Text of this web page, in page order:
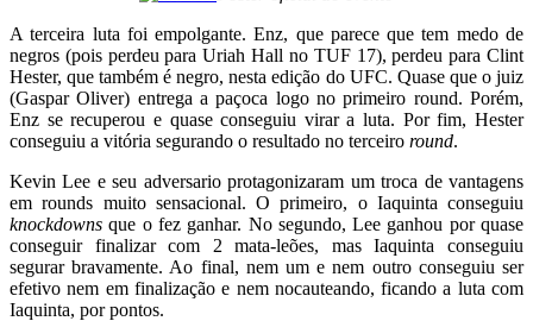
A terceira luta foi empolgante. Enz, que parece que tem medo de
negros (pois perdeu para Uriah Hall no TUF 17), perdeu para Clint
Hester, que também é negro, nesta edição do UFC. Quase que o juiz
(Gaspar Oliver) entrega a paçoca logo no primeiro round. Porém,
Enz se recuperou e quase conseguiu virar a luta. Por fim, Hester
conseguiu a vitória segurando o resultado no terceiro round.
Kevin Lee e seu adversario protagonizaram um troca de vantagens
em rounds muito sensacional. O primeiro, o Iaquinta conseguiu
knockdowns que o fez ganhar. No segundo, Lee ganhou por quase
conseguir finalizar com 2 mata-leões, mas Iaquinta conseguiu
segurar bravamente. Ao final, nem um e nem outro conseguiu ser
efetivo nem em finalização e nem nocauteando, ficando a luta com
Iaquinta, por pontos.